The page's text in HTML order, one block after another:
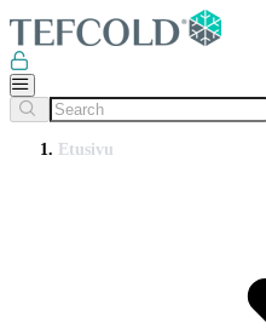
Etusivu